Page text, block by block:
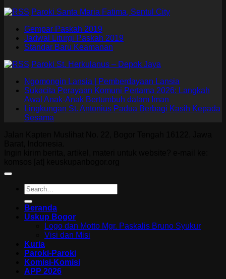
Paroki Santa Maria Fatima, Sentul City
Gempar Paskah 2019
Jadwal Liturgi Paskah 2019
Standar Baru Keamanan
Paroki St. Herkulanus – Depok Jaya
Ngomongin Lansia | Pemberdayaan Lansia
Sukacita Perayaan Komuni Pertama 2026: Langkah
Awal Anak-Anak Bertumbuh dalam Iman
Lingkungan St. Antonius Padua Berbagi Kasih Kepada
Sesama
Beranda
Uskup Bogor
Logo dan Motto Mgr. Paskalis Bruno Syukur
Visi dan Misi
Kuria
Paroki-Paroki
Komisi-Komisi
APP 2026